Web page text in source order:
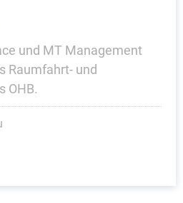
und MT Management
Raumfahrt- und
OHB.